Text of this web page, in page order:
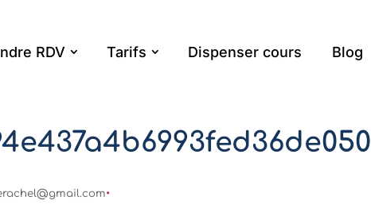
RDV Tarifs Dispenser cours Blog